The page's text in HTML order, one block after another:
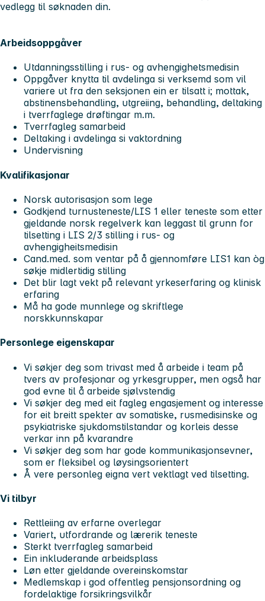
vedlegg til søknaden din.
Arbeidsoppgåver
Utdanningsstilling i rus- og avhengighetsmedisin
Oppgåver knytta til avdelinga si verksemd som vil
variere ut fra den seksjonen ein er tilsatt i; mottak,
abstinensbehandling, utgreiing, behandling, deltaking
i tverrfaglege drøftingar m.m.
Tverrfagleg samarbeid
Deltaking i avdelinga si vaktordning
Undervisning
Kvalifikasjonar
Norsk autorisasjon som lege
Godkjend turnusteneste/LIS 1 eller teneste som etter
gjeldande norsk regelverk kan leggast til grunn for
tilsetting i LIS 2/3 stilling i rus- og
avhengigheitsmedisin
Cand.med. som ventar på å gjennomføre LIS1 kan òg
søkje midlertidig stilling
Det blir lagt vekt på relevant yrkeserfaring og klinisk
erfaring
Må ha gode munnlege og skriftlege
norskkunnskapar
Personlege eigenskapar
Vi søkjer deg som trivast med å arbeide i team på
tvers av profesjonar og yrkesgrupper, men også har
god evne til å arbeide sjølvstendig
Vi søkjer deg med eit fagleg engasjement og interesse
for eit breitt spekter av somatiske, rusmedisinske og
psykiatriske sjukdomstilstandar og korleis desse
verkar inn på kvarandre
Vi søkjer deg som har gode kommunikasjonsevner,
som er fleksibel og løysingsorientert
Å vere personleg eigna vert vektlagt ved tilsetting.
Vi tilbyr
Rettleiing av erfarne overlegar
Variert, utfordrande og lærerik teneste
Sterkt tverrfagleg samarbeid
Ein inkluderande arbeidsplass
Løn etter gjeldande overeinskomstar
Medlemskap i god offentleg pensjonsordning og
fordelaktige forsikringsvilkår